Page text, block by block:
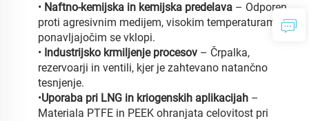
• Naftno-kemijska in kemijska predelava – Odporen
proti agresivnim medijem, visokim temperaturam in
ponavljajočim se vklopi.
• Industrijsko krmiljenje procesov – Črpalka,
rezervoarji in ventili, kjer je zahtevano natančno
tesnjenje.
•Uporaba pri LNG in kriogenskih aplikacijah –
Materiala PTFE in PEEK ohranjata celovitost pri